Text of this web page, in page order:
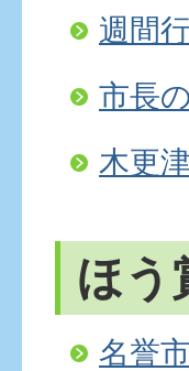
週間
市長
木更
ほう
名誉